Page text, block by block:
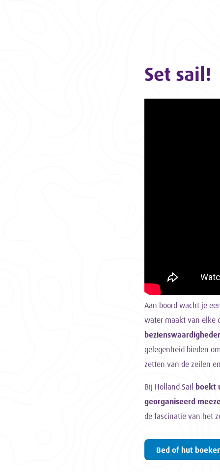
Set sail!
Aan boord wacht je
water maakt van elke
gelegenheid bieden
zetten van de zeilen
Bij Holland Sail boekt
georganiseerd
de fascinatie van het
Bed of hut